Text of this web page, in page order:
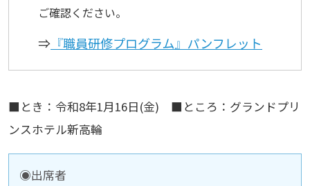
ご確認ください。
■とき：令和8年1月16日(金) ■ところ：グランドプリ
ンスホテル新高輪
◉出席者